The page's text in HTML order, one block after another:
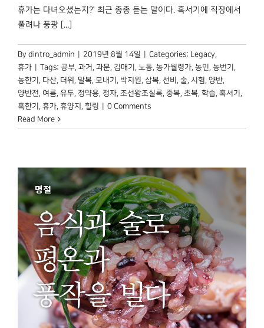
휴가는 다녀오셨는지?’ 최근 종종 듣는 말이다. 혹서기에 직장에서
풀려나 풍광 [...]
By dintro_admin 2019년 8월 14일 Categories: Legacy
휴가
Tags: 공부 과거 과문 김매기 노동 농가월령가 농민 농번기
농한기
다산 더위 말복 모내기 박지원 삼복 선비 술 시험 양반
양반전 여름 유두 정약용 정자 조선왕조실록 중복 초복 학습 혹서기
혹한기
휴가 휴양지 힐링
0 Comments
Read More